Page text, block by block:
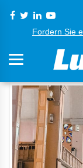
Fordern Sie